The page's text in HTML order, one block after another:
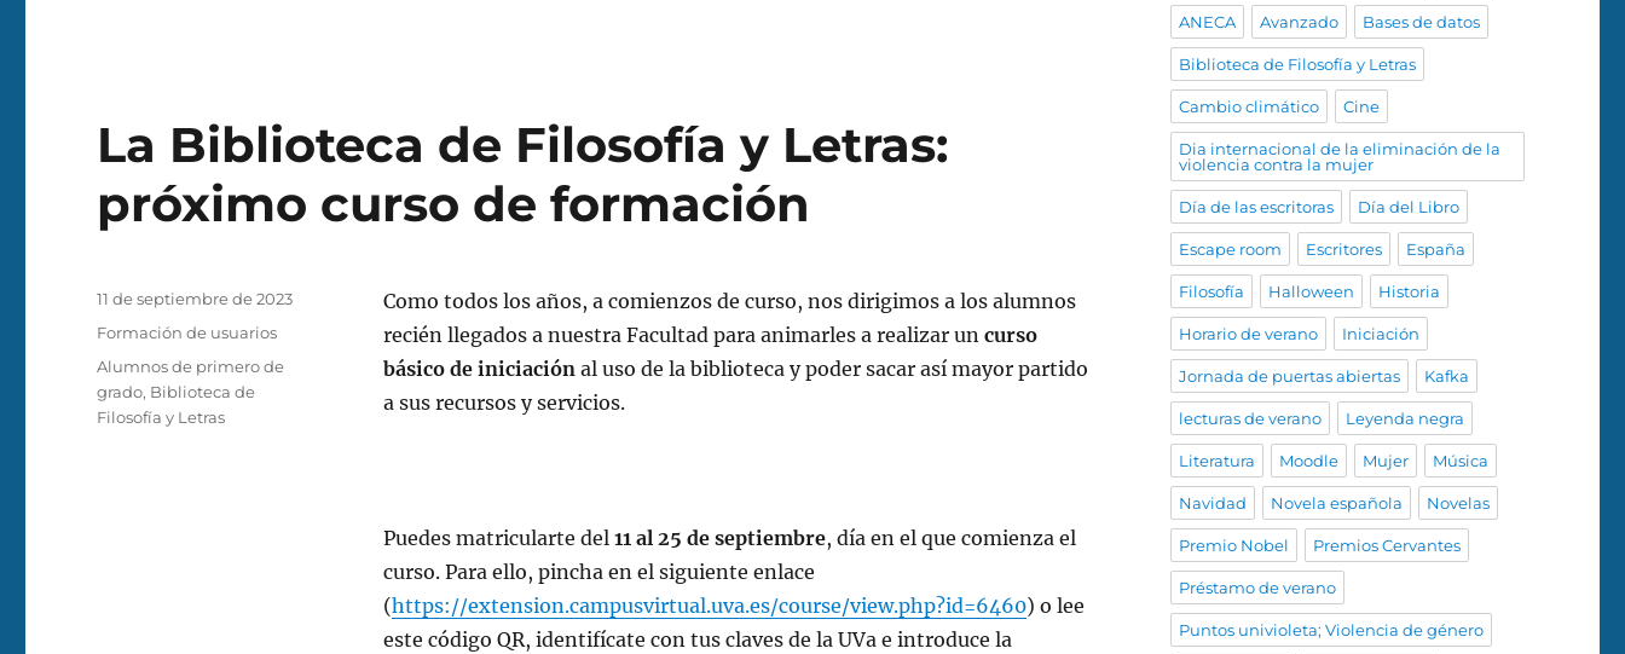
La Biblioteca de Filosofía y Letras:
próximo curso de formación
Como todos los años, a comienzos de curso, nos dirigimos a los alumnos
recién llegados a nuestra Facultad para animarles a realizar un curso
básico de iniciaciónal uso de la biblioteca y poder sacar así mayor partido
a sus recursos y servicios.
Puedes matricularte del 11 al 25 de septiembre, día en el que comienza el
curso. Para ello, pincha en el siguiente enlace
(https://extension.campusvirtual.uva.es/course/view.php?id=6460) o lee
este código QR, identifícate con tus claves de la UVa e introduce la
Publicado
el
11 de septiembre de 2023
Categorías
Formación de usuarios
Etiquetas
Alumnos de primero de
grado, Biblioteca de
Filosofía y Letras
ANECA Avanzado Bases de datos
Biblioteca de Filosofía y Letras
Cambio climático Cine
Dia internacional de la eliminación de la
violencia contra la mujer
Día de las escritoras Día del Libro
Escape room Escritores España
Filosofía Halloween Historia
Horario de verano Iniciación
Jornada de puertas abiertas Kafka
lecturas de verano Leyenda negra
Literatura Moodle Mujer Música
Navidad Novela española Novelas
Premio Nobel Premios Cervantes
Préstamo de verano
Puntos univioleta; Violencia de género